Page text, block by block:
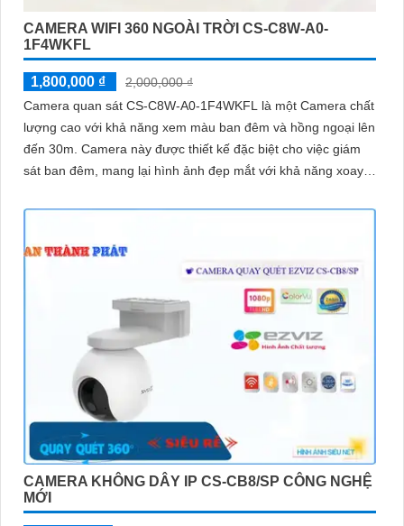
CAMERA WIFI 360 NGOÀI TRỜI CS-C8W-A0-
1F4WKFL
1,800,000 ₫
2,000,000 ₫
Camera quan sát CS-C8W-A0-1F4WKFL là một Camera chất
lượng cao với khả năng xem màu ban đêm và hồng ngoại lên
đến 30m. Camera này được thiết kế đặc biệt cho việc giám
sát ban đêm, mang lại hình ảnh đẹp mắt với khả năng xoay
CAMERA KHÔNG DÂY IP CS-CB8/SP CÔNG NGHỆ
MỚI